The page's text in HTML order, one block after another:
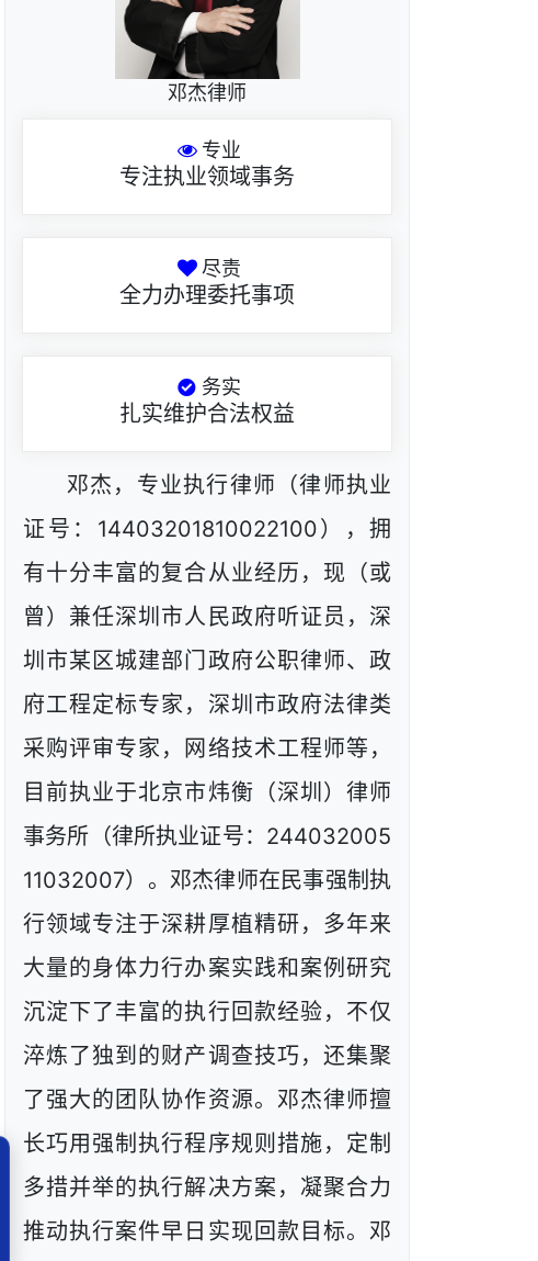
邓杰律师
专业
专注执业领域事务
尽责
全力办理委托事项
务实
扎实维护合法权益
邓杰，专业执行律师（律师执业
证号：14403201810022100），拥
有十分丰富的复合从业经历，现（或
曾）兼任深圳市人民政府听证员，深
圳市某区城建部门政府公职律师、政
府工程定标专家，深圳市政府法律类
采购评审专家，网络技术工程师等，
目前执业于北京市炜衡（深圳）律师
事务所（律所执业证号：244032005
11032007）。邓杰律师在民事强制执
行领域专注于深耕厚植精研，多年来
大量的身体力行办案实践和案例研究
沉淀下了丰富的执行回款经验，不仅
淬炼了独到的财产调查技巧，还集聚
了强大的团队协作资源。邓杰律师擅
长巧用强制执行程序规则措施，定制
多措并举的执行解决方案，凝聚合力
推动执行案件早日实现回款目标。邓